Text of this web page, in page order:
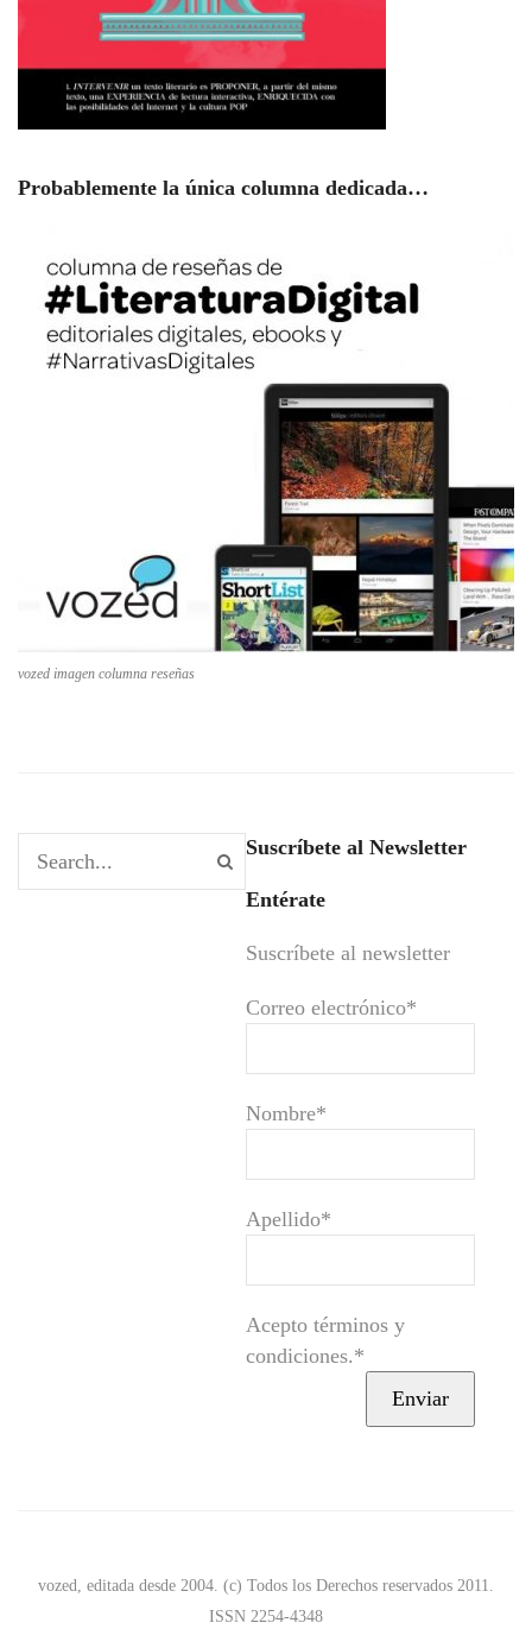
Probablemente la única columna dedicada…
vozed imagen columna reseñas
Suscríbete al Newsletter
Entérate
Suscríbete al newsletter
Correo electrónico*
Nombre*
Apellido*
Acepto términos y
condiciones.*
vozed, editada desde 2004. (c) Todos los Derechos reservados 2011.
ISSN 2254-4348